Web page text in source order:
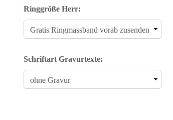
Ringgröße Herr:
Schriftart Gravurtexte: